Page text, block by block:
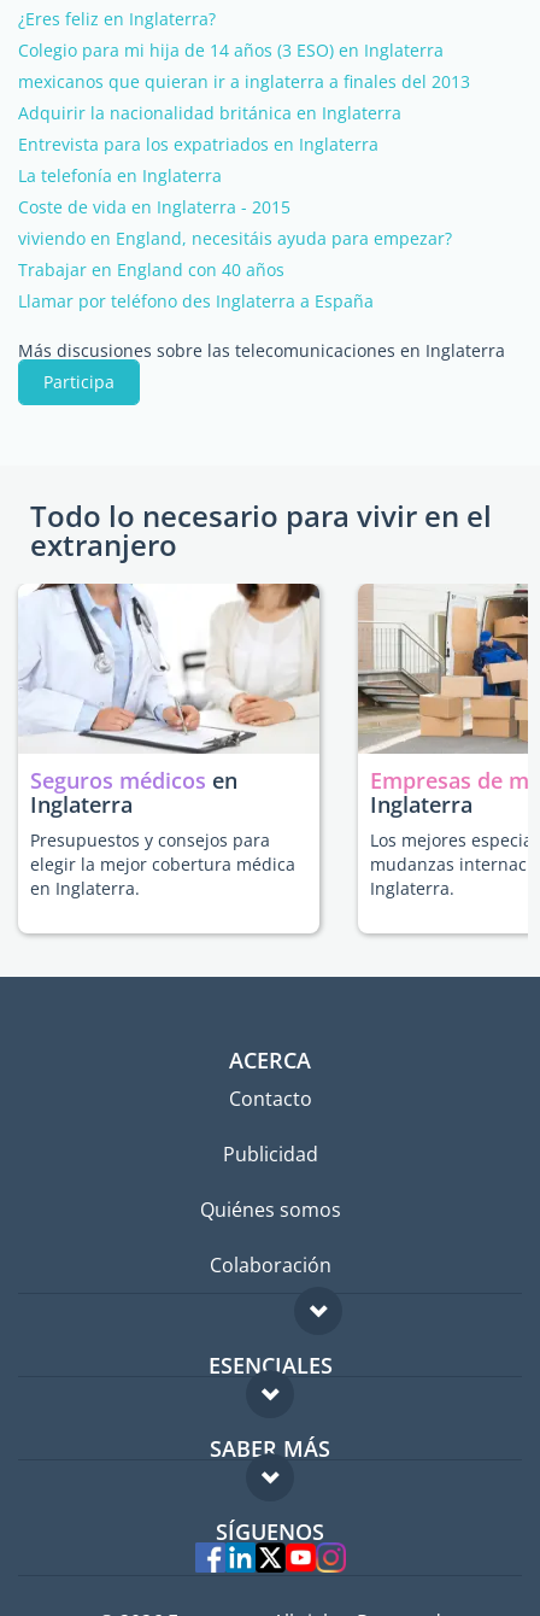
¿Eres feliz en Inglaterra?
Colegio para mi hija de 14 años (3 ESO) en Inglaterra
mexicanos que quieran ir a inglaterra a finales del 2013
Adquirir la nacionalidad británica en Inglaterra
Entrevista para los expatriados en Inglaterra
La telefonía en Inglaterra
Coste de vida en Inglaterra - 2015
viviendo en England, necesitáis ayuda para empezar?
Trabajar en England con 40 años
Llamar por teléfono des Inglaterra a España
Más discusiones sobre las telecomunicaciones en Inglaterra
Participa
Todo lo necesario para vivir en el
extranjero
Seguros médicos en
Inglaterra
Presupuestos y consejos para
elegir la mejor cobertura médica
en Inglaterra.
Empresas de
Inglaterra
Los mejores
mudanzas
Inglaterra.
ACERCA
Contacto
Publicidad
Quiénes somos
Colaboración
ESENCIALES
Foro para expatriados
Guía para expatriados
Trabajos en el extranjero
SABER MÁS
FAQ
Expertos
SÍGUENOS